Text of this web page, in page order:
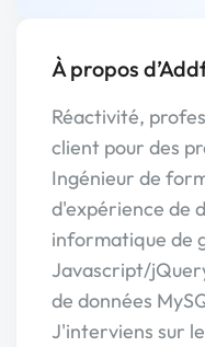
À propos
Réactivité,
client pour des
Ingénieur de
d'expérience de
informatique de
Javascript/
de données
J'interviens sur